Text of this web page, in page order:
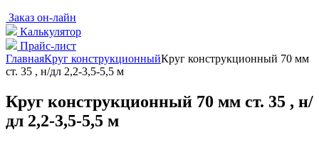
Заказ он-лайн
Калькулятор
Прайс-лист
ГлавнаяКруг конструкционныйКруг конструкционный 70 мм
ст. 35 , н/дл 2,2-3,5-5,5 м
Круг конструкционный 70 мм ст. 35 , н/
дл 2,2-3,5-5,5 м